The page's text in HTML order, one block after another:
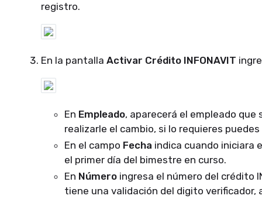
registro.
En la pantalla Activar Crédito INFONAVIT
En Empleado, aparecerá el empleado
realizarle el cambio, si lo requieres
En el campo Fecha indica cuando iniciara
el primer día del bimestre en curso.
En Número ingresa el número del crédito
tiene una validación del digito